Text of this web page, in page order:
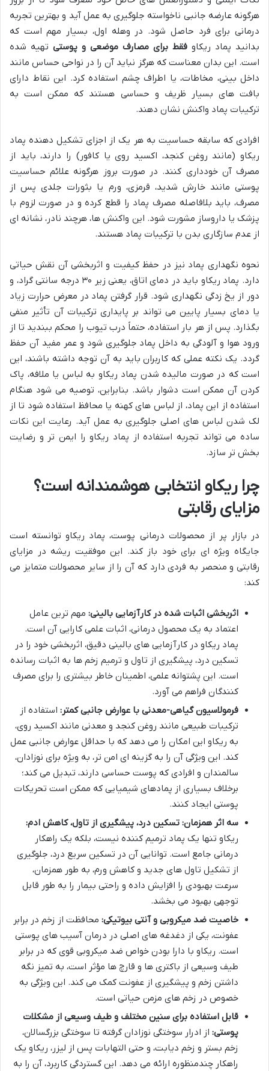
هرگونه عارضه جانبی ناخواسته جلوگیری به عمل آید و بهترین تجربه
درمانی برای فرد حاصل شود. در وهله اول، بسیار مهم است که
بدانید پماد ریکاو فقط برای مصارف موضعی و پوستی تهیه شده
است. این بدان معناست که هرگز نباید آن را در نواحی حساس مانند
داخل بینی، مخاطات، یا اطراف چشم استفاده کرد. این نقاط دارای
بافت های بسیار ظریف و حساسی هستند که ممکن است به
ترکیبات پماد واکنش نشان دهند.
افرادی که سابقه حساسیت به هر یک از اجزای تشکیل دهنده پماد
ریکاو (مانند روغن کنجد، اکسید روی یا کافور) را دارند، باید از
مصرف آن خودداری کنند. در صورت بروز هرگونه علائم حساسیت
پوستی مانند خارش شدید، قرمزی، ورم یا بثورات جلدی پس از
مصرف، باید بلافاصله مصرف پماد را قطع کرده و در صورت لزوم با
پزشک یا داروساز مشورت شود. این واکنش ها، هرچند نادر، نشانه ای
از عدم سازگاری بدن با ترکیبات پماد هستند.
نحوه نگهداری پماد نیز در حفظ کیفیت و اثربخشی آن نقش حیاتی
دارد. پماد ریکاو باید در دمای اتاق، یعنی زیر ۳۰ درجه سانتی گراد، و
دور از یخ زدگی نگهداری شود. قرار گرفتن پماد در معرض حرارت زیاد
یا دمای بسیار پایین می تواند بر پایداری ترکیبات آن تأثیر منفی
بگذارد. پس از هر بار استفاده، حتماً درب تیوب را محکم ببندید تا از
ورود هوا و آلودگی به داخل پماد جلوگیری شود و عمر مفید آن حفظ
گردد. یک نکته عملی که کاربران باید به آن توجه داشته باشند، این
است که در صورت مالیده شدن پماد ریکاو به لباس یا ملافه، پاک
کردن آن ممکن است دشوار باشد. بنابراین، توصیه می شود هنگام
استفاده از این پماد، از لباس های کهنه یا محافظ استفاده شود تا از
لک شدن لباس های اصلی جلوگیری به عمل آید. رعایت این نکات
ساده می تواند تجربه استفاده از پماد ریکاو را ایمن تر و رضایت
بخش تر سازد.
چرا ریکاو انتخابی هوشمندانه است؟
مزایای رقابتی
در بازار پر از محصولات درمانی پوست، پماد ریکاو توانسته است
جایگاه ویژه ای برای خود باز کند. این موفقیت ریشه در مزایای
رقابتی و منحصر به فردی دارد که آن را از سایر محصولات متمایز می
کند:
اثربخشی اثبات شده در کارآزمایی بالینی: مهم ترین عامل
اعتماد به یک محصول درمانی، اثبات علمی کارایی آن است.
پماد ریکاو در کارآزمایی های بالینی دقیق، اثربخشی خود را در
تسکین درد، پیشگیری از تاول و ترمیم زخم ها به اثبات رسانده
است. این پشتوانه علمی، اطمینان خاطر بیشتری را برای مصرف
کنندگان فراهم می آورد.
فرمولاسیون گیاهی-معدنی با عوارض جانبی کمتر: استفاده از
ترکیبات طبیعی مانند روغن کنجد و معدنی مانند اکسید روی،
به ریکاو این امکان را می دهد که با حداقل عوارض جانبی عمل
کند. این ویژگی آن را به گزینه ای امن تر، به ویژه برای نوزادان،
سالمندان و افرادی که پوست حساسی دارند، تبدیل می کند؛
برخلاف بسیاری از پمادهای شیمیایی که ممکن است تحریکات
پوستی ایجاد کنند.
سه اثر همزمان: تسکین درد، پیشگیری از تاول، کاهش ادم:
ریکاو تنها یک پماد ترمیم کننده نیست، بلکه یک راهکار
درمانی جامع است. توانایی آن در تسکین سریع درد، جلوگیری
از تشکیل تاول های جدید و کاهش ورم، به طور همزمان،
سرعت بهبودی را افزایش داده و راحتی بیمار را به طور قابل
توجهی بهبود می بخشد.
خاصیت ضد میکروبی و آنتی بیوتیکی: محافظت از زخم در برابر
عفونت، یکی از دغدغه های اصلی در درمان آسیب های پوستی
است. ریکاو با دارا بودن خواص ضد میکروبی قوی که در برابر
طیف وسیعی از باکتری ها و قارچ ها مؤثر است، به تمیز نگه
داشتن زخم و پیشگیری از عفونت کمک می کند. این ویژگی به
خصوص در زخم های مزمن حیاتی است.
قابل استفاده برای سنین مختلف و طیف وسیعی از مشکلات
پوستی: از ادرار سوختگی نوزادان گرفته تا سوختگی بزرگسالان،
زخم بستر و زخم دیابت، و حتی التهابات پس از لیزر، ریکاو یک
راهکار چندمنظوره ارائه می دهد. این گستردگی کاربرد، آن را به